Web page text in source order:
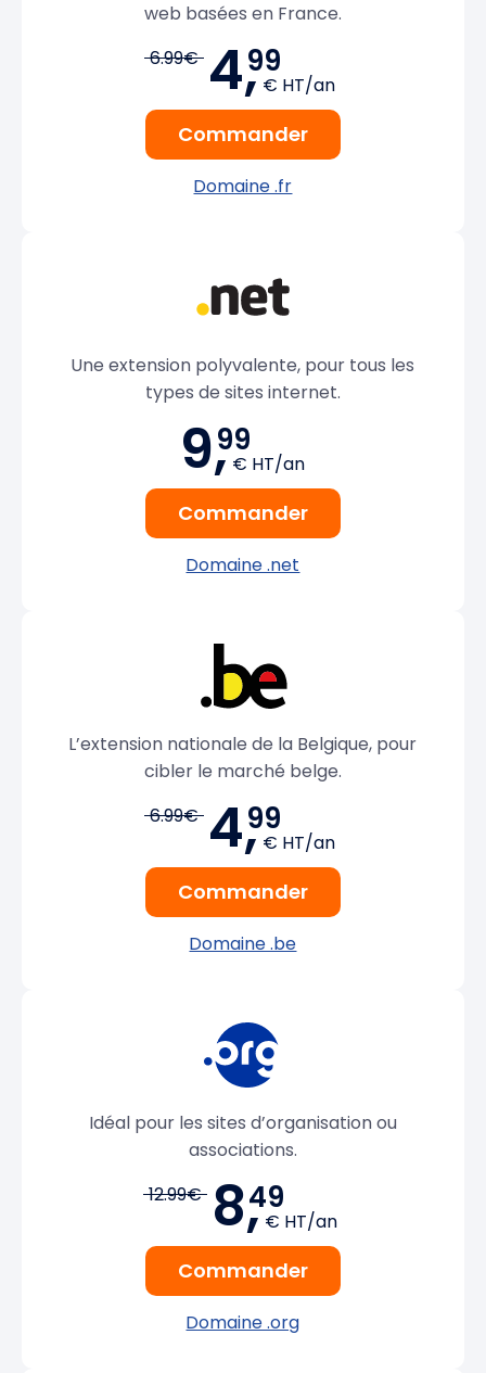
web basées en France.
6.99€ 4,99
€ HT/an
Commander
Domaine .fr
Une extension polyvalente, pour tous les
types de sites internet.
9,99
€ HT/an
Commander
Domaine .net
L’extension nationale de la Belgique, pour
cibler le marché belge.
6.99€ 4,99
€ HT/an
Commander
Domaine .be
Idéal pour les sites d’organisation ou
associations.
12.99€ 8,49
€ HT/an
Commander
Domaine .org